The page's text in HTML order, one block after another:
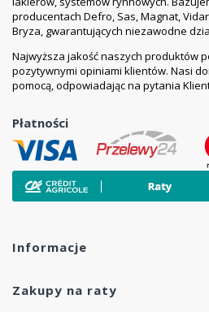
producentach Defro, Sas, Magnat,
Bryza, gwarantujących niezawodne
Najwyższa jakość naszych produktów
pozytywnymi opiniami klientów. Nasi
pomocą, odpowiadając na pytania
Płatności
Informacje
Zakupy na raty